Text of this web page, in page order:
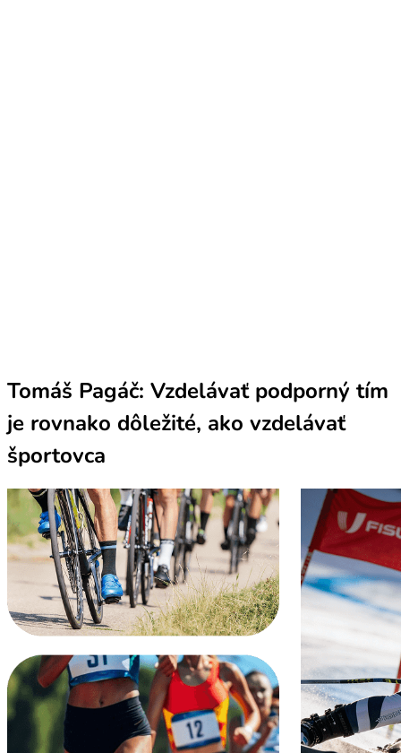
Tomáš Pagáč: Vzdelávať podporný tím
je rovnako dôležité, ako vzdelávať
športovca